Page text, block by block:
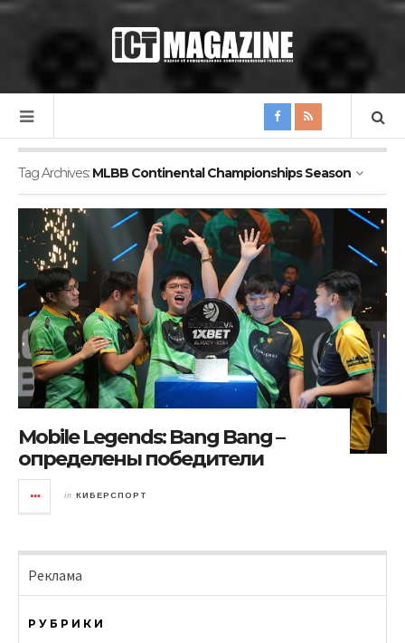
Tag Archives: MLBB Continental Championships Season
Mobile Legends: Bang Bang –
определены победители
in КИБЕРСПОРТ
Реклама
РУБРИКИ